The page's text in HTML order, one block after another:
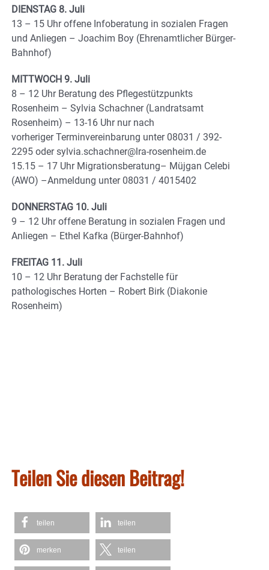
DIENSTAG 8. Juli
13 – 15 Uhr offene Infoberatung in sozialen Fragen
und Anliegen – Joachim Boy (Ehrenamtlicher Bürger-
Bahnhof)
MITTWOCH 9. Juli
8 – 12 Uhr Beratung des Pflegestützpunkts
Rosenheim – Sylvia Schachner (Landratsamt
Rosenheim) – 13-16 Uhr nur nach
vorheriger Terminvereinbarung unter 08031 / 392-
2295 oder sylvia.schachner@lra-rosenheim.de
15.15 – 17 Uhr Migrationsberatung– Müjgan Celebi
(AWO) –Anmeldung unter 08031 / 4015402
DONNERSTAG 10. Juli
9 – 12 Uhr offene Beratung in sozialen Fragen und
Anliegen – Ethel Kafka (Bürger-Bahnhof)
FREITAG 11. Juli
10 – 12 Uhr Beratung der Fachstelle für
pathologisches Horten – Robert Birk (Diakonie
Rosenheim)
Teilen Sie diesen Beitrag!
teilen teilen
merken teilen